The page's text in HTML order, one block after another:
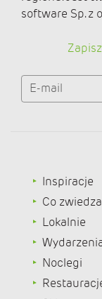
software Sp. z
E-mail
Inspiracje
Co
Lokalnie
Noclegi